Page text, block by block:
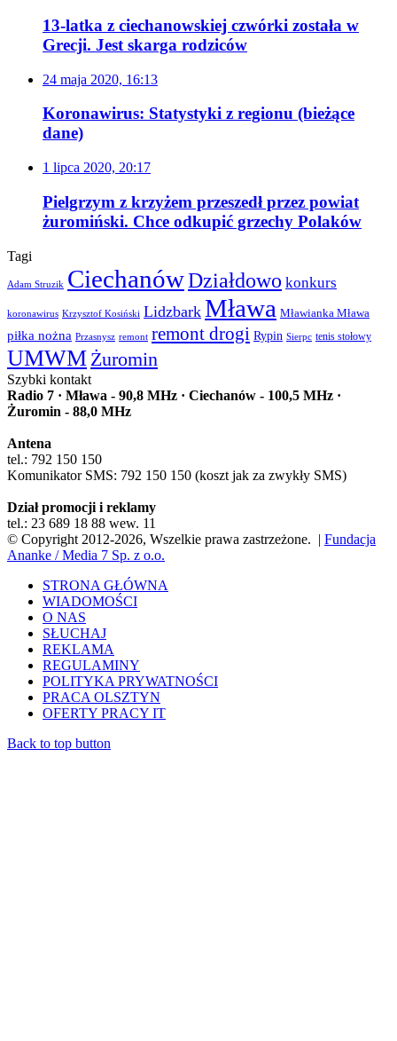
13-latka z ciechanowskiej czwórki została w
Grecji. Jest skarga rodziców
24 maja 2020, 16:13
Koronawirus: Statystyki z regionu (bieżące
dane)
1 lipca 2020, 20:17
Pielgrzym z krzyżem przeszedł przez powiat
żuromiński. Chce odkupić grzechy Polaków
Tagi
Adam Struzik CiechanówDziałdowo konkurs
koronawirus Krzysztof Kosiński Lidzbark Mława Mławianka Mława
piłka nożna Przasnysz remont remont drogi Rypin Sierpc tenis stołowy
UMWM Żuromin
Szybki kontakt
Radio 7 · Mława - 90,8 MHz · Ciechanów - 100,5 MHz ·
Żuromin - 88,0 MHz
Antena
tel.: 792 150 150
Komunikator SMS: 792 150 150 (koszt jak za zwykły SMS)
Dział promocji i reklamy
tel.: 23 689 18 88 wew. 11
© Copyright 2012-2026, Wszelkie prawa zastrzeżone. | Fundacja
Ananke / Media 7 Sp. z o.o.
STRONA GŁÓWNA
WIADOMOŚCI
O NAS
SŁUCHAJ
REKLAMA
REGULAMINY
POLITYKA PRYWATNOŚCI
PRACA OLSZTYN
OFERTY PRACY IT
Back to top button